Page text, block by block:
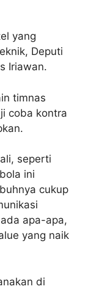
yang
Deputi
Iriawan.
timnas
coba kontra
seperti
ini
cukup
apa-apa,
yang naik
di